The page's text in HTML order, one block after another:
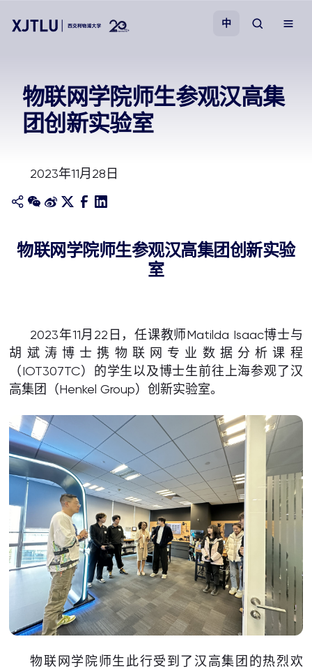
招生
学院
校园生活
中
物联网学院师生参观汉高集
团创新实验室
2023年11月28日
物联网学院师生参观汉高集团创新实验
室
2023年11月22日，任课教师Matilda Isaac博士与
胡斌涛博士携物联网专业数据分析课程
（IOT307TC）的学生以及博士生前往上海参观了汉
高集团（Henkel Group）创新实验室。
物联网学院师生此行受到了汉高集团的热烈欢